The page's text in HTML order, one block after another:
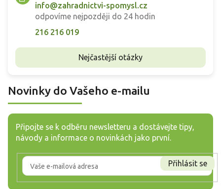
info@zahradnictvi-spomysl.cz
odpovíme nejpozději do 24 hodin
216 216 019
Nejčastější otázky
Novinky do Vašeho e-mailu
Připojte se k odběru newsletteru a dostávejte tipy,
návody a informace o novinkách jako první.
Přihlásit se